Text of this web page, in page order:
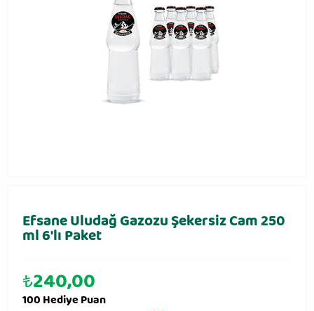
Efsane Uludağ Gazozu Şekersiz Cam 250
ml 6′lı Paket
₺240,00
100 Hediye Puan